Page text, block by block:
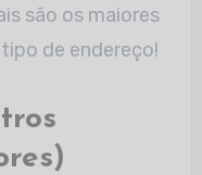
são os maiores
de endereço!